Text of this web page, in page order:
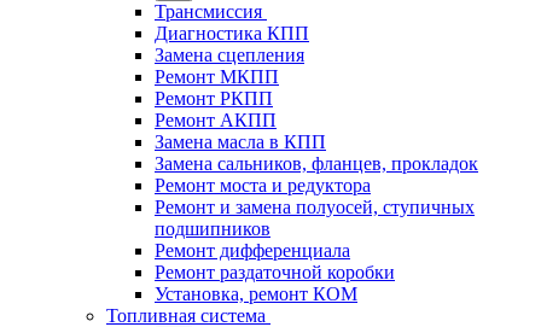
Трансмиссия
Диагностика КПП
Замена сцепления
Ремонт МКПП
Ремонт РКПП
Ремонт АКПП
Замена масла в КПП
Замена сальников, фланцев, прокладок
Ремонт моста и редуктора
Ремонт и замена полуосей, ступичных
подшипников
Ремонт дифференциала
Ремонт раздаточной коробки
Установка, ремонт КОМ
Топливная система